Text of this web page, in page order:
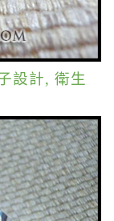
設計, 衛生